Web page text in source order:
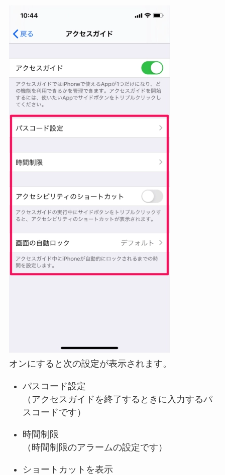
オンにすると次の設定が表示されます。
パスコード設定
（アクセスガイドを終了するときに入力するパ
スコードです）
時間制限
（時間制限のアラームの設定です）
ショートカットを表示